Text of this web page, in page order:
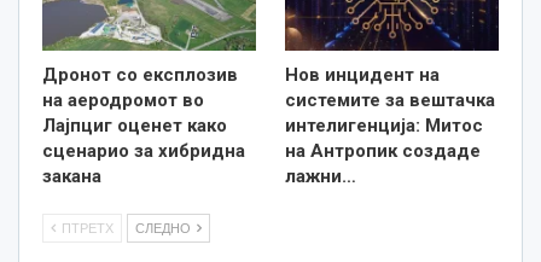
Дронот со експлозив
на аеродромот во
Лајпциг оценет како
сценарио за хибридна
закана
Нов инцидент на
системите за вештачка
интелигенција: Митос
на Антропик создаде
лажни…
ПТРЕТХ СЛЕДНО